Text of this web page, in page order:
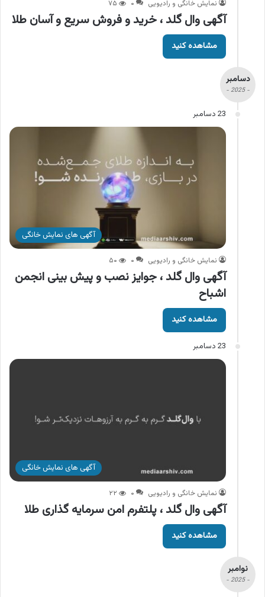
نمایش خانگی و رادیویی ۰ ۷۵
آگهی وال گلد ، خرید و فروش سریع و آسان طلا
مشاهده کنید
دسامبر
- 2025 -
23 دسامبر
آگهی های نمایش خانگی
نمایش خانگی و رادیویی ۰ ۵۰
آگهی وال گلد ، جوایز نصب و پیش بینی انجمن
اشباح
مشاهده کنید
23 دسامبر
آگهی های نمایش خانگی
نمایش خانگی و رادیویی ۰ ۲۲
آگهی وال گلد ، پلتفرم امن سرمایه گذاری طلا
مشاهده کنید
نوامبر
- 2025 -